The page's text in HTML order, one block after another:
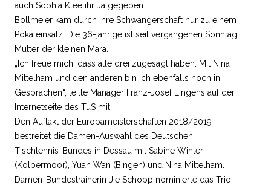
auch Sophia Klee ihr Ja gegeben.
Bollmeier kam durch ihre Schwangerschaft nur zu einem
Pokaleinsatz. Die 36-jährige ist seit vergangenen Sonntag
Mutter der kleinen Mara.
„Ich freue mich, dass alle drei zugesagt haben. Mit Nina
Mittelham und den anderen bin ich ebenfalls noch in
Gesprächen“, teilte Manager Franz-Josef Lingens auf der
Internetseite des TuS mit.
Den Auftakt der Europameisterschaften 2018/2019
bestreitet die Damen-Auswahl des Deutschen
Tischtennis-Bundes in Dessau mit Sabine Winter
(Kolbermoor), Yuan Wan (Bingen) und Nina Mittelham.
Damen-Bundestrainerin Jie Schöpp nominierte das Trio